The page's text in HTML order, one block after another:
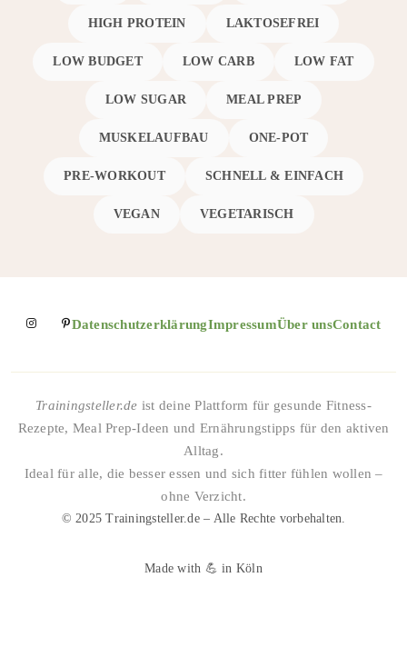
HIGH PROTEIN LAKTOSEFREI
LOW BUDGET LOW CARB LOW FAT
LOW SUGAR MEAL PREP
MUSKELAUFBAU ONE-POT
PRE-WORKOUT SCHNELL & EINFACH
VEGAN VEGETARISCH
DatenschutzerklärungImpressumÜber unsContact
Trainingsteller.de ist deine Plattform für gesunde Fitness-
Rezepte, Meal Prep-Ideen und Ernährungstipps für den aktiven
Alltag.
Ideal für alle, die besser essen und sich fitter fühlen wollen –
ohne Verzicht.
© 2025 Trainingsteller.de – Alle Rechte vorbehalten.
Made with 💪 in Köln